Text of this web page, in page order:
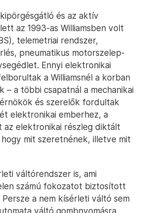
és az aktív
az 1993-as Williamsben volt
telemetriai rendszer,
pneumatikus motorszelep-
Ennyi elektronikai
a Williamsnél a korban
– a többi csapatnál a mechanikai
és szerelők fordultak
elektronikai emberhez, a
az elektronikai részleg diktált
hogy mit szeretnének, illetve mit
váltórendszer is, ami
számú fokozatot biztosított
a nem kísérleti váltó sem
váltó gombnyomásra